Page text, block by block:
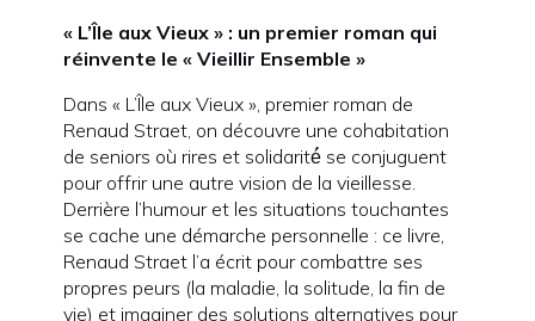
« L’Île aux Vieux » : un premier roman qui
réinvente le « Vieillir Ensemble »
Dans « L’Île aux Vieux », premier roman de
Renaud Straet, on découvre une cohabitation
de seniors où rires et solidarité́ se conjuguent
pour offrir une autre vision de la vieillesse.
Derrière l’humour et les situations touchantes
se cache une démarche personnelle : ce livre,
Renaud Straet l’a écrit pour combattre ses
propres peurs (la maladie, la solitude, la fin de
vie) et imaginer des solutions alternatives pour